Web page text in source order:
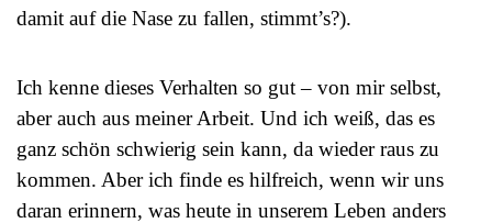
damit auf die Nase zu fallen, stimmt’s?).
Ich kenne dieses Verhalten so gut – von mir selbst,
aber auch aus meiner Arbeit. Und ich weiß, das es
ganz schön schwierig sein kann, da wieder raus zu
kommen. Aber ich finde es hilfreich, wenn wir uns
daran erinnern, was heute in unserem Leben anders